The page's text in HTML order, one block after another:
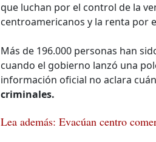
que luchan por el control de la
centroamericanos y la renta por
Más de 196.000 personas han
cuando el gobierno lanzó una
información oficial no aclara
criminales.
Lea además: Evacúan centro